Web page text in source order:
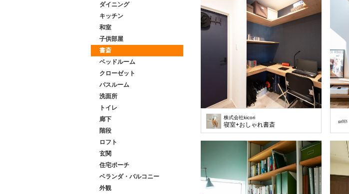
ダイニング
キッチン
和室
子供部屋
書斎
ベッドルーム
クローゼット
バスルーム
洗面所
トイレ
廊下
階段
ロフト
玄関
住宅ポーチ
ベランダ・バルコニー
外観
株式会社kicori
寝室+おしゃれ書斎